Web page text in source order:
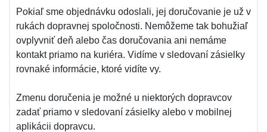
Pokiaľ sme objednávku odoslali, jej doručovanie je už v
rukách dopravnej spoločnosti. Nemôžeme tak bohužiaľ
ovplyvniť deň alebo čas doručovania ani nemáme
kontakt priamo na kuriéra. Vidíme v sledovaní zásielky
rovnaké informácie, ktoré vidíte vy.
Zmenu doručenia je možné u niektorých dopravcov
zadať priamo v sledovaní zásielky alebo v mobilnej
aplikácii dopravcu.